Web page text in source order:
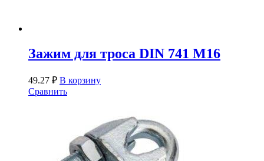
Зажим для троса DIN 741 М16
49.27 ₽ В корзину
Сравнить